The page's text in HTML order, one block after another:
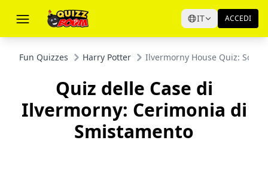
IT ACCEDI
Fun Quizzes Harry Potter Ilvermorny House Quiz:
Quiz delle Case di
Ilvermorny: Cerimonia di
Smistamento